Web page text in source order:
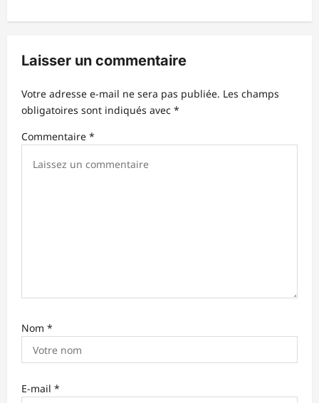
t
o
n
d
’
Laisser un commentaire
Votre adresse e-mail ne sera pas publiée. Les champs
obligatoires sont indiqués avec *
Commentaire *
Nom *
E-mail *